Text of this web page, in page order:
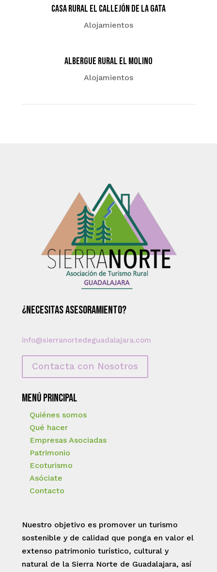
Casa rural El Callejón de la Gata
Alojamientos
Albergue Rural El Molino
Alojamientos
¿Necesitas asesoramiento?
info@sierranortedeguadalajara.com
Contacta con Nosotros
Menú principal
Quiénes somos
Qué hacer
Empresas Asociadas
Patrimonio
Ecoturismo
Asóciate
Contacto
Nuestro objetivo es promover un turismo
sostenible y de calidad que ponga en valor el
extenso patrimonio turístico, cultural y
natural de la Sierra Norte de Guadalajara, así